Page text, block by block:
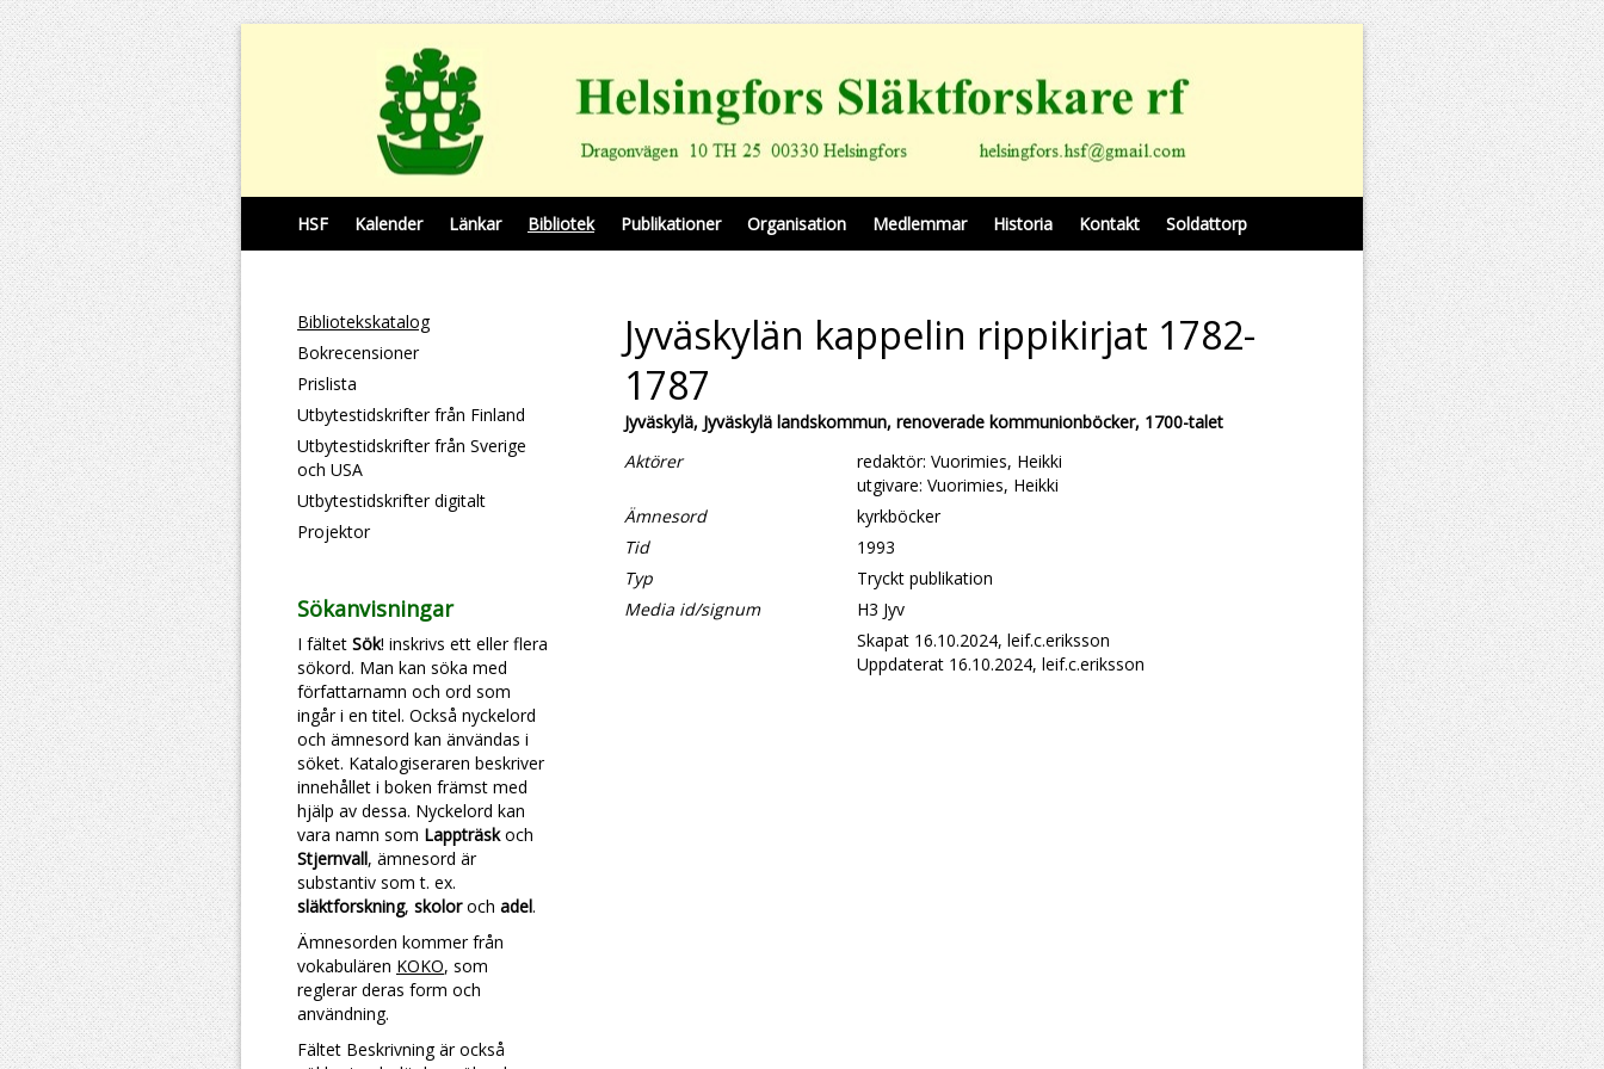
HSF Kalender Länkar Bibliotek Publikationer Organisation Medlemmar Historia Kontakt Soldattorp
Bibliotekskatalog
Bokrecensioner
Prislista
Utbytestidskrifter från Finland
Utbytestidskrifter från Sverige
och USA
Utbytestidskrifter digitalt
Projektor
Sökanvisningar
I fältet Sök! inskrivs ett eller flera
sökord. Man kan söka med
författarnamn och ord som
ingår i en titel. Också nyckelord
och ämnesord kan änvändas i
söket. Katalogiseraren beskriver
innehållet i boken främst med
hjälp av dessa. Nyckelord kan
vara namn som Lappträskoch
Stjernvall, ämnesord är
substantiv som t. ex.
släktforskning, skoloroch adel.
Ämnesorden kommer från
vokabulären KOKO, som
reglerar deras form och
användning.
Fältet Beskrivning är också
Jyväskylän kappelin rippikirjat 1782-
1787
Jyväskylä, Jyväskylä landskommun, renoverade kommunionböcker, 1700-talet
Aktörer
redaktör: Vuorimies, Heikki
utgivare: Vuorimies, Heikki
Ämnesord
kyrkböcker
Tid
1993
Typ
Tryckt publikation
Media id/signum
H3 Jyv
Skapat 16.10.2024, leif.c.eriksson
Uppdaterat 16.10.2024, leif.c.eriksson